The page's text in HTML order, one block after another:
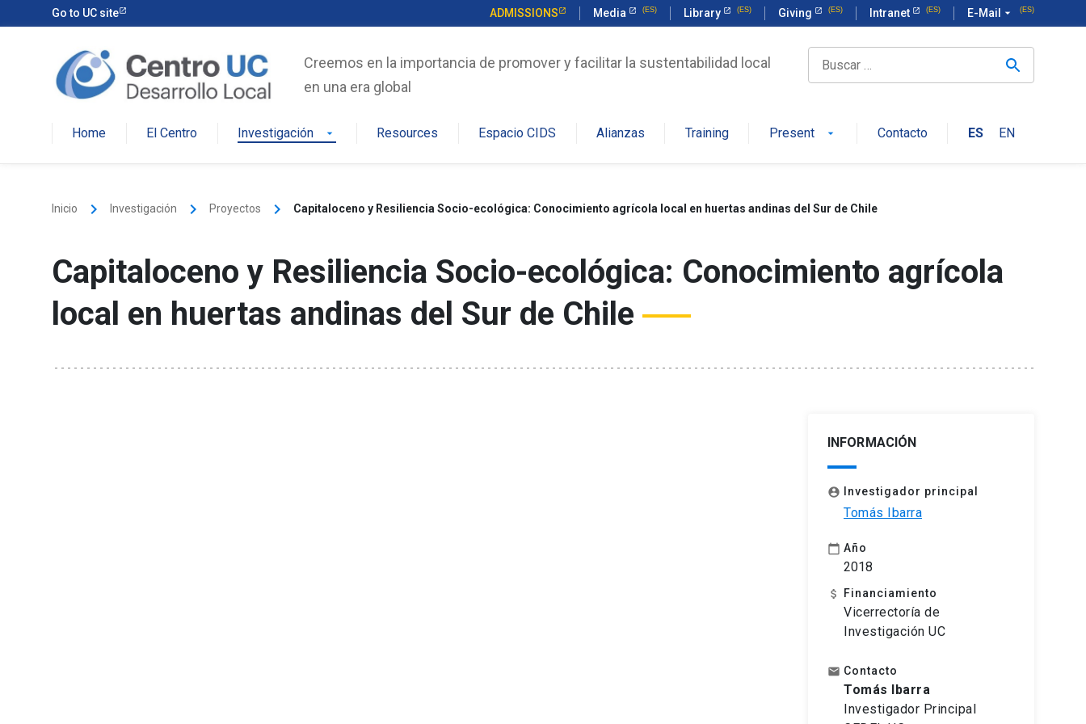
to
Go to UC site ADMISSIONS Media Library Giving Intranet E-Mail arrow_drop_down
Creemos en la importancia de promover y facilitar la sustentabilidad local
en una era global
Home El Centro Investigación arrow_drop_down Resources Espacio CIDS Alianzas Training Present arrow_drop_down Contacto ES EN
Inicio keyboard_arrow_right Investigación keyboard_arrow_right Proyectos keyboard_arrow_right Capitaloceno y Resiliencia Socio-ecológica: Conocimiento agrícola local en huertas andinas del Sur de Chile
Capitaloceno y Resiliencia Socio-ecológica: Conocimiento agrícola
local en huertas andinas del Sur de Chile
INFORMACIÓN
account_circle Investigador principal
Tomás Ibarra
calendar_today Año
2018
attach_money Financiamiento
Vicerrectoría de
Investigación UC
email Contacto
Tomás Ibarra
Investigador Principal